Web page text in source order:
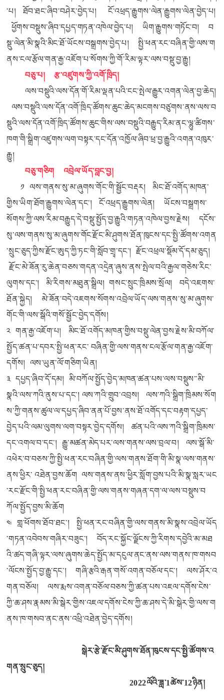
་པ། ཐོབ་ཐང་ཞིབ་བཤེར་བྱེད་པ། ངོ་འཕྲད་རྒྱུགས་ལེན་རྒྱུགས་ལེན་བྱེད་པ།
ཕྱོགས་བསྡུས་ཞིབ་དཔྱད་གཏན་འཁེལ་བྱེད་པ། ཡིག་རྒྱུགས་གཏོང་བ། བ
སྡུ་ལེན་མི་སྣའི་མིང་ཐོ་ཡོངས་བསྒྲགས་བྱེད་པ། སྤྱི་ཕན་རང་བཞིན་གྱི་ལས་ག
ནས་ངལ་རྩོལ་གན་རྒྱ་འཇོག་པ་སོགས་ཀྱི་གོ་རིམ་ལྟར་ལས་བསྡུ་བྱ་རྒྱུ།
བཅུ་པ། རྩ་འཛུགས་ཀྱི་འགོ་ཁྲིད།
ལས་བསྡུའི་ལས་དོན་གོ་རིམ་ལྡན་པའི་ངང་སྤེལ་རྒྱུར་འགན་ལེན་བྱ་ཆེད།
ལས་བསྡུའི་ལས་དོན་འགོ་ཁྲིད་ཚོགས་ཆུང་ཆེད་མངགས་བཙུགས་ནས་ལས་བ
སྡུའི་ལས་དོན་འགོ་ཁྲིད་ཚོགས་ཆུང་གིས་ལས་བསྡུའི་བརྒྱུད་རིམ་ནང་ལྷུ་ཚིགས་
ཁག་གི་སྒྲིག་འཛུགས་ལག་བསྟར་དང་དོན་འཁྱོལ་ཞིབ་ཕྲ་བྱ་རྒྱུའི་འགན་འཁུར་
རྒྱུ།
བཅུ་གཅིག འབྲེལ་ཡོད་བླང་བྱ།
༡ ལས་གནས་སུ་མ་ཞུགས་གོང་གི་སྦྱོང་བརྡར། མིང་ཐོ་འགོད་མཁན་
གྱིས་ཡིག་ཐོག་རྒྱུགས་ལེན་དང་། ངོ་འཕྲད་རྒྱུགས་ལེན། ཡོངས་བསྒྲགས་
སོགས་ཀྱི་ལས་རིམ་བརྒྱུད་དེ་བསྡུ་སྤྱོད་བྱ་རྒྱུའི་གཏན་འཁེལ་བྱས་རྗེས། དངོས་
སུ་ལས་གནས་སུ་མ་ཞུགས་གོང་རྫོང་མི་ཤུགས་ཐོན་ཁུངས་དང་སྤྱི་ཚོགས་འགན
་སྲུང་ཅུད་ཀྱིས་རྫོང་ཨུད་ཀྱི་ཏང་གི་སློབ་གྲྭ་དང་། རྫོང་འཕྲལ་སྡོམ་དོ་དམ་ཅུད།
རྫོང་མེ་ཟོན་རུ་ཆེན་བཅས་གདན་འདྲེན་ཞུས་ནས་སྤེལ་བའི་རྒྱལ་གཅེས་རིང་
ལུགས་དང་། མི་རིགས་མཐུན་སྒྲིལ། གསང་སྲུང་ཁྲིམས་སྲོལ། བདེ་འཇགས་
ཐོན་སྐྱེད། མེ་ཟོན་བདེ་འཇགས་སོགས་འབྲེལ་ཡོད་ལས་གནས་སུ་མ་ཞུགས་
གོང་གི་ལས་སྒོའི་གསོ་སྦྱོང་བྱེད་དགོས།
༢ གན་རྒྱ་འཇོག་པ། མིང་ཐོ་འགོད་མཁན་གྱིས་བསྡུ་ལེན་བྱས་རྗེས་མི་བཀོལ་
སྤྱོད་ཚན་པ་དབར་སྤྱི་ཕན་རང་ བཞིན་གྱི་ལས་གནས་ངལ་རྩོལ་གན་རྒྱ་འཇོག་
དགོས། ལས་ཡུན་ལོ་གཅིག་ཡིན།
༣ དཔྱད་ཞིབ་དོ་དམ། མི་བཀོལ་སྤྱོད་བྱེད་མཁན་ཚན་པས་ལས་བསྡུས་་མི་
སྣའི་ལས་ཀའི་ནུས་པ་དང་། ལས་ཀའི་གྲུབ་འབྲས། ལས་ཀའི་སྒྲིག་ཁྲིམས་སོག
ས་ཀྱི་གནས་ཚུལ་ལ་དཔྱད་ཞིབ་ནན་པོ་བྱས་ནས་ཐོ་འགོད་དང་བརྟག་དཔྱད་
བྱེད་པའི་ལམ་ལུགས་ལག་བསྟར་བྱེད་དགོས། ཚན་པའི་ལས་ཀའི་སྒྲིག་ཁྲིམས་
དང་འགལ་བ་དང་། རྒྱུ་མཚན་མེད་པར་ལས་གནས་ལས་བྲལ་བ། ལས་སྒོ་མི་
འཕེར་བ་བཅས་ཀྱི་སྤྱི་ཕན་རང་བཞིན་གྱི་ལས་གནས་ཐོག་གི་མི་སྣ་ལས་གནས་
ནས་ཕྱིར་ འཐེན་བྱས་ཆོག ལས་གནས་ནས་ཕྱིར་སློག་བྱས་པའི་མི་སྣ་སླར་ཡང
་རང་རྫོང་གི་སྤྱི་ཕན་རང་བཞིན་གྱི་ལས་གནས་གཞན་དག་ལ་ལས་བསྡུས་བ
ཀོལ་སྤྱོད་བྱས་མི་ཆོག
༤ གླ་ཕོགས་ཐོབ་ཐང་། སྤྱི་ཕན་རང་བཞིན་གྱི་ལས་གནས་མི་སྣས་འབྲེལ་ཡོད
་གཏན་འབེབས་གཞིར་བཟུང་། བོད་རང་སྐྱོང་ལྗོངས་ཀྱི་རིགས་དབྱེའི་མ་མཐ
འི་ཚད་གཞི་ལྟར་ལས་ཞུགས་ཆེད་སྤྱོད་མ་དངུལ་ནང་ནས་ལས་གནས་ཁ་གསབ
་ལོངས་སྤྱོད་བྱ་རྒྱུ་དང་། གཞི་རྩའི་རྒན་གསོ་འགན་བཅོལ་དང་། ལས་ཤོར་འ
གན་བཅོལ། ལས་རྨས་འགན་བཅོལ་བཅས་ཀྱི་ཚན་པས་འཇལ་དགོས་ངེས་
ཀྱི་ཆ་ཤས་རྣམས་མི་སྒེར་གྱིས་འཇལ་དགོས་ངེས་ཀྱི་ཆ་ཤས་དེ་མི་སྒེར་གྱི་ལས་ག
ནས་ཁ་གསབ་ནང་ནས་འཕྲི་འཐེན་བྱེད་དགོས།
སྒེར་རྩེ་རྫོང་མི་ཤུགས་ཐོན་ཁུངས་དང་སྤྱི་ཚོགས་འ
གན་སྲུང་ཅུད།
2022ལོའི་ཟླ་1ཚེས་12ཉིན།